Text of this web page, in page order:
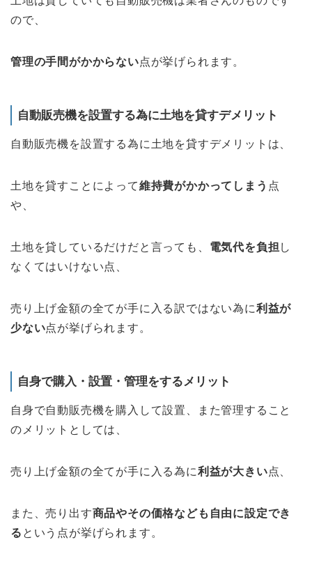
ので、
管理の手間がかからない点が挙げられます。
自動販売機を設置する為に土地を貸すデメリット
自動販売機を設置する為に土地を貸すデメリットは、
土地を貸すことによって維持費がかかってしまう 点
や、
土地を貸しているだけだと言っても、 電気代を負担 し
なくてはいけない点、
売り上げ金額の全てが手に入る訳ではない為に利益が
少ない点が挙げられます。
自身で購入・設置・管理をするメリット
自身で自動販売機を購入して設置、また管理すること
のメリットとしては、
売り上げ金額の全てが手に入る為に利益が大きい点、
また、売り出す商品やその価格なども自由に設定でき
る という点が挙げられます。